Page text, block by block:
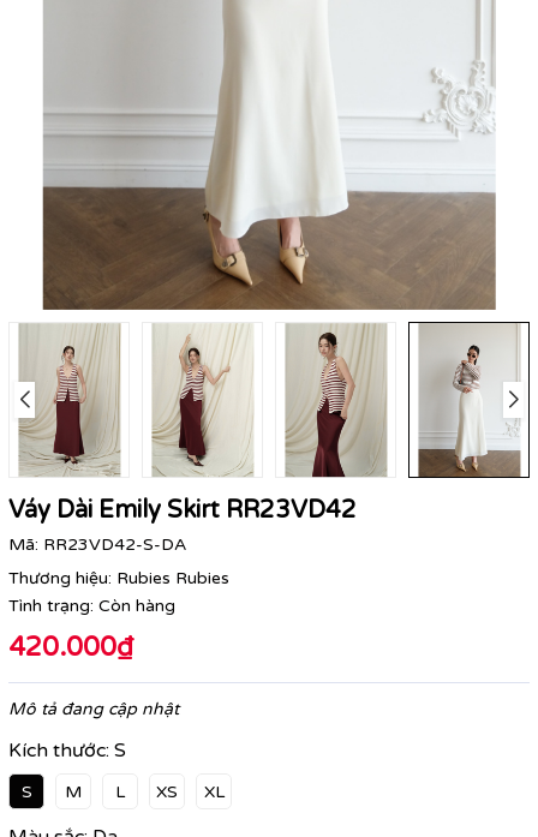
Váy Dài Emily Skirt RR23VD42
Mã: RR23VD42-S-DA
Thương hiệu: Rubies Rubies
Tình trạng: Còn hàng
420.000₫
Mô tả đang cập nhật
Kích thước: S
S M L XS XL